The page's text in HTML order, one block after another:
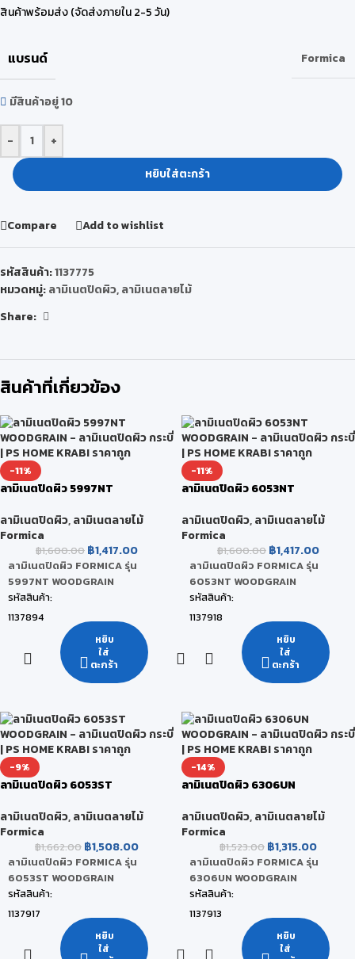
สินค้าพร้อมส่ง (จัดส่งภายใน 2-5 วัน)
แบรนด์ Formica
มีสินค้าอยู่ 10
-
+
หยิบใส่ตะกร้า
Compare Add to wishlist
รหัสสินค้า:1137775
หมวดหมู่:ลามิเนตปิดผิว,ลามิเนตลายไม้
Share:
สินค้าที่เกี่ยวข้อง
-11%
ลามิเนตปิดผิว 5997NT
ลามิเนตปิดผิว,ลามิเนตลายไม้
Formica
฿1,600.00 ฿1,417.00
ลามิเนตปิดผิว FORMICA รุ่น
5997NT WOODGRAIN
รหัสสินค้า:
1137894
FORMICA
ขนาดสินค้า:
122 x 244 x 0.08 CM
หน่วยนับ:
แผ่น
สินค้าพร้อมส่ง (จัดส่งภายใน 2-5 วัน)
หยิบ
ใส่
ตะกร้า
-11%
ลามิเนตปิดผิว 6053NT
ลามิเนตปิดผิว,ลามิเนตลายไม้
Formica
฿1,600.00 ฿1,417.00
ลามิเนตปิดผิว FORMICA รุ่น
6053NT WOODGRAIN
รหัสสินค้า:
1137918
FORMICA
ขนาดสินค้า:
122 x 244 x 0.08 CM
หน่วยนับ:
แผ่น
สินค้าพร้อมส่ง (จัดส่งภายใน 2-5 วัน)
หยิบ
ใส่
ตะกร้า
-9%
ลามิเนตปิดผิว 6053ST
ลามิเนตปิดผิว,ลามิเนตลายไม้
Formica
฿1,662.00 ฿1,508.00
ลามิเนตปิดผิว FORMICA รุ่น
6053ST WOODGRAIN
รหัสสินค้า:
1137917
FORMICA
หยิบ
ใส่
-14%
ลามิเนตปิดผิว 6306UN
ลามิเนตปิดผิว,ลามิเนตลายไม้
Formica
฿1,523.00 ฿1,315.00
ลามิเนตปิดผิว FORMICA รุ่น
6306UN WOODGRAIN
รหัสสินค้า:
1137913
FORMICA
หยิบ
ใส่